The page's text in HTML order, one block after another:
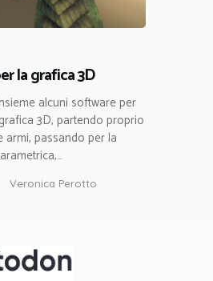
la grafica 3D
alcuni software per
3D, partendo proprio
armi, passando per la
Veronica Perotto